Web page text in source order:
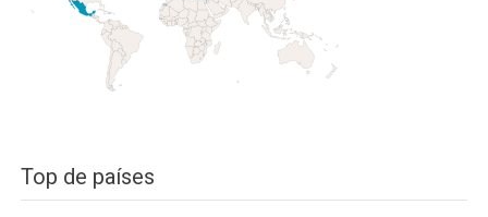
Top de países